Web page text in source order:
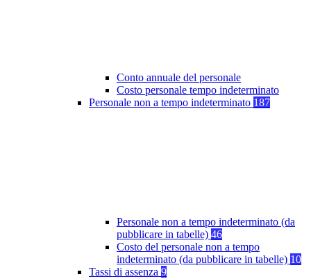
Conto annuale del personale
Costo personale tempo indeterminato
Personale non a tempo indeterminato 187
Personale non a tempo indeterminato (da
pubblicare in tabelle) 46
Costo del personale non a tempo
indeterminato (da pubblicare in tabelle) 10
Tassi di assenza 9